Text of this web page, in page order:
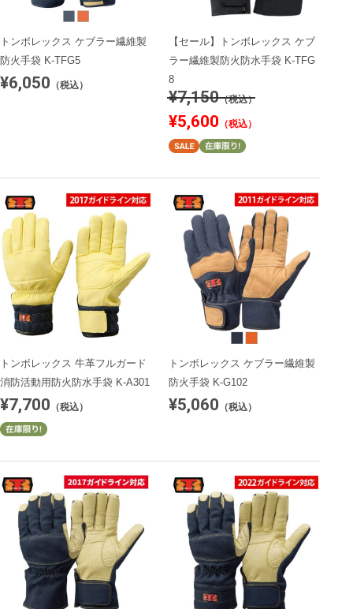
トンボレックス ケブラー繊維製
防火手袋 K-TFG5
¥6,050 （税込）
【セール】トンボレックス ケブ
ラー繊維製防火防水手袋 K-TFG
8
¥7,150（税込）
¥5,600 （税込）
トンボレックス 牛革フルガード
消防活動用防火防水手袋 K-A301
¥7,700 （税込）
トンボレックス ケブラー繊維製
防火手袋 K-G102
¥5,060 （税込）